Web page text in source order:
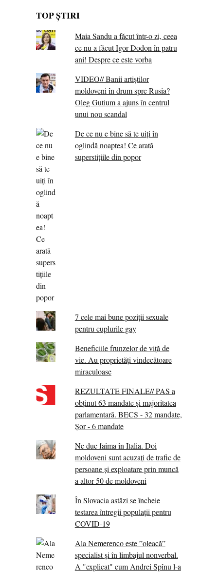
TOP ȘTIRI
Maia Sandu a făcut într-o zi, ceea
ce nu a făcut Igor Dodon în patru
ani! Despre ce este vorba
VIDEO// Banii artiștilor
moldoveni în drum spre Rusia?
Oleg Gutium a ajuns în centrul
unui nou scandal
De ce nu e bine să te uiți în
oglindă noaptea! Ce arată
superstițiile din popor
7 cele mai bune poziții sexuale
pentru cuplurile gay
Beneficiile frunzelor de viță de
vie. Au proprietăţi vindecătoare
miraculoase
REZULTATE FINALE// PAS a
obținut 63 mandate și majoritatea
parlamentară. BECS - 32 mandate,
Șor - 6 mandate
Ne duc faima în Italia. Doi
moldoveni sunt acuzați de trafic de
persoane și exploatare prin muncă
a altor 50 de moldoveni
În Slovacia astăzi se încheie
testarea întregii populații pentru
COVID-19
Ala Nemerenco este ”oleacă”
specialist și în limbajul nonverbal.
A "explicat" cum Andrei Spînu l-a